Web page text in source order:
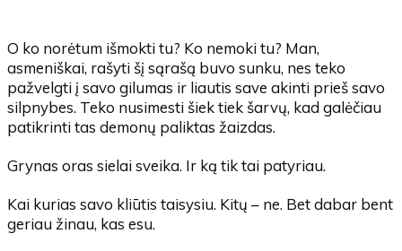
O ko norėtum išmokti tu? Ko nemoki tu? Man,
asmeniškai, rašyti šį sąrašą buvo sunku, nes teko
pažvelgti į savo gilumas ir liautis save akinti prieš savo
silpnybes. Teko nusimesti šiek tiek šarvų, kad galėčiau
patikrinti tas demonų paliktas žaizdas.
Grynas oras sielai sveika. Ir ką tik tai patyriau.
Kai kurias savo kliūtis taisysiu. Kitų – ne. Bet dabar bent
geriau žinau, kas esu.